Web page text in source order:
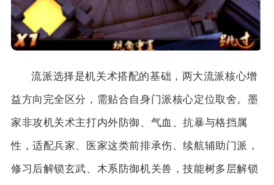
流派选择是机关术搭配的基础，两大流派核心增
益方向完全区分，需贴合自身门派核心定位取舍。墨
家非攻机关术主打内外防御、气血、抗暴与格挡属
性，适配兵家、医家这类前排承伤、续航辅助门派，
修习后解锁玄武、木系防御机关兽，技能树多层解锁